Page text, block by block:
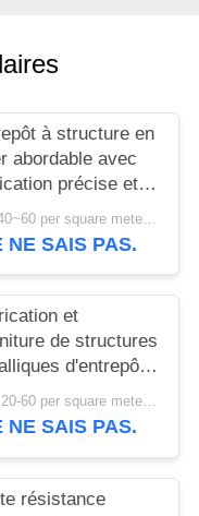
à structure en
abordable avec
précise et
de livraison
USD40~60 per square meter MOQ:1000 sqm
NE SAIS PAS.
et
de structures
d'entrepôt
conception de
USD 20-60 per square meter MOQ:1000 M²
NE SAIS PAS.
résistance